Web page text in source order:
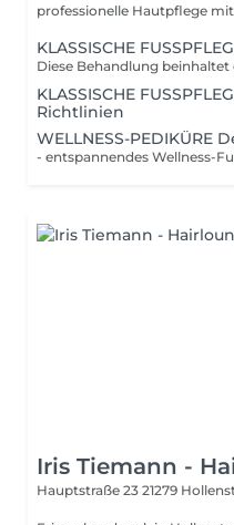
professionelle Hautpflege
KLASSISCHE
KLASSISCHE
Richtlinien
WELLNESS-PEDIKÜRE
Iris Tiemann -
Hauptstraße 23 21279